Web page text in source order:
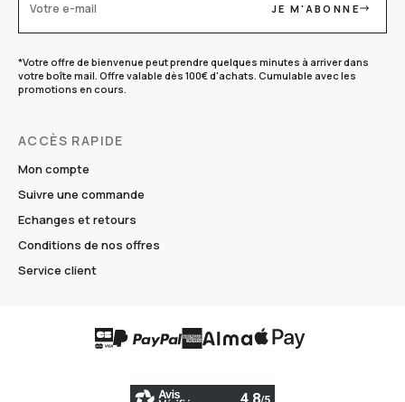
ACCÈS RAPIDE
Mon compte
Suivre une commande
Echanges et retours
Conditions de nos offres
Service client
Votre e-mail JE M'ABONNE
*Votre offre de bienvenue peut prendre quelques minutes à arriver dans
votre boîte mail. Offre valable dès 100€ d'achats. Cumulable avec les
promotions en cours.